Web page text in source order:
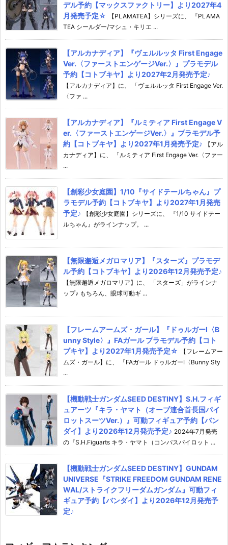
デル予約【マックスファクトリー】より2027年4
月発売予定☆
【PLAMATEA】シリーズに、 『PLAMA
TEA シールダー/マシュ・キリエ ...
【アルカナディア】『ヴェルルッタ First Engage
Ver.〈ファーストエンゲージVer.〉』プラモデル
予約【コトブキヤ】より2027年2月発売予定♪
【アルカナディア】に、 「ヴェルルッタ First Engage Ver.
〈ファ ...
【アルカナディア】『ルミティア First Engage V
er.〈ファーストエンゲージVer.〉』プラモデル予
約【コトブキヤ】より2027年1月発売予定♪
【アル
カナディア】に、 「ルミティア First Engage Ver.〈ファー
...
【創彩少女庭園】1/10『サイドテールちゃん』プ
ラモデル予約【コトブキヤ】より2027年1月発売
予定♪
【創彩少女庭園】シリーズに、 『1/10 サイドテー
ルちゃん』がラインナップ。 ...
【無限邂逅メガロマリア】『スターズ』プラモデ
ル予約【コトブキヤ】より2026年12月発売予定♪
【無限邂逅メガロマリア】に、 「スターズ」がラインナ
ップ♪ もちろん、眼球可動ギ ...
【フレームアームズ・ガール】『ドゥルガーI〈B
unny Style〉』FAガール プラモデル予約【コト
ブキヤ】より2027年1月発売予定☆
【フレームアー
ムズ・ガール】に、 『FAガール ドゥルガーI〈Bunny Sty
...
【機動戦士ガンダムSEED DESTINY】S.H.フィギ
ュアーツ『キラ・ヤマト（オーブ連合首長国パイ
ロットスーツVer.）』可動フィギュア予約【バン
ダイ】より2026年12月発売予定♪ 2024年7月発売
の『S.H.Figuarts キラ・ヤマト（コンパスパイロット ...
【機動戦士ガンダムSEED DESTINY】GUNDAM
UNIVERSE『STRIKE FREEDOM GUNDAM RENE
WAL/ストライクフリーダムガンダム』可動フィ
ギュア予約【バンダイ】より2026年12月発売予
定♪